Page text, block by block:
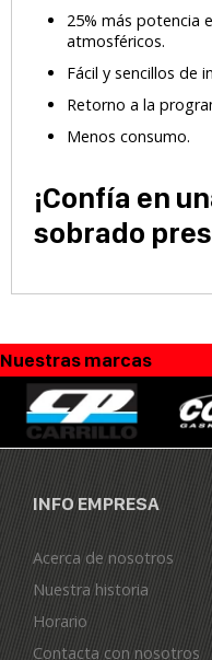
25% más potencia
atmosféricos.
Fácil y sencillos de
Retorno a la
Menos consumo.
¡Confía en
sobrado
Nuestras marcas
INFO EMPRESA
Acerca de nosotros
Nuestra historia
Horario
Contacta con nosotros